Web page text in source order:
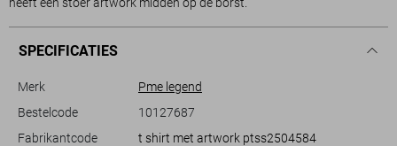
SPECIFICATIES
Merk
Pme legend
Bestelcode
10127687
Fabrikantcode
t shirt met artwork ptss2504584